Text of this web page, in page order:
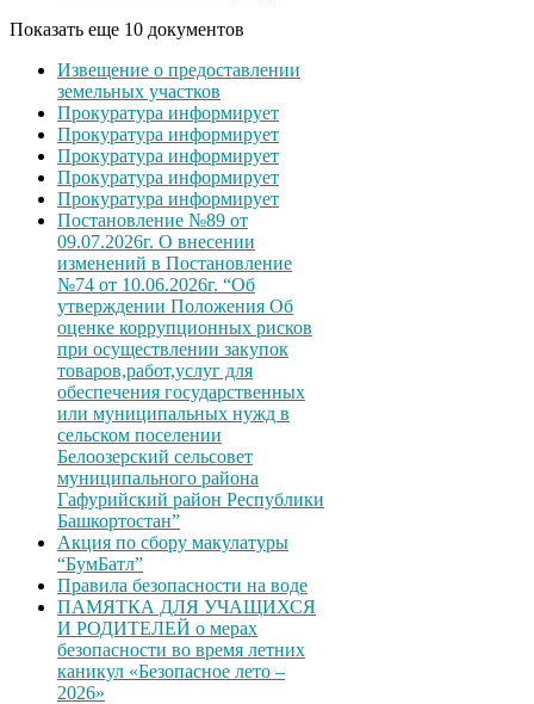
Показать еще 10 документов
Извещение о предоставлении
земельных участков
Прокуратура информирует
Прокуратура информирует
Прокуратура информирует
Прокуратура информирует
Прокуратура информирует
Постановление №89 от
09.07.2026г. О внесении
изменений в Постановление
№74 от 10.06.2026г. “Об
утверждении Положения Об
оценке коррупционных рисков
при осуществлении закупок
товаров,работ,услуг для
обеспечения государственных
или муниципальных нужд в
сельском поселении
Белоозерский сельсовет
муниципального района
Гафурийский район Республики
Башкортостан”
Акция по сбору макулатуры
“БумБатл”
Правила безопасности на воде
ПАМЯТКА ДЛЯ УЧАЩИХСЯ
И РОДИТЕЛЕЙ о мерах
безопасности во время летних
каникул «Безопасное лето –
2026»